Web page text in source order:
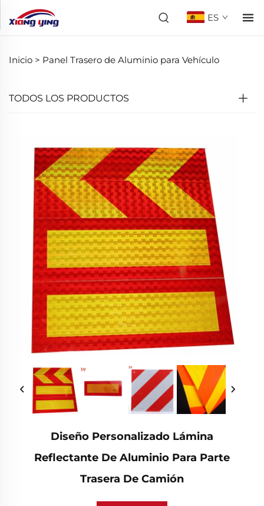
ES
Inicio > Panel Trasero de Aluminio para Vehículo
TODOS LOS PRODUCTOS
Diseño Personalizado Lámina
Reflectante De Aluminio Para Parte
Trasera De Camión